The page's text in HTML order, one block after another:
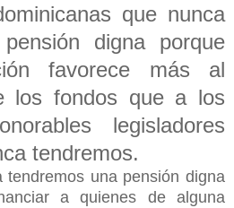
que nunca
digna porque
favorece más al
los fondos que a los
legisladores
tendremos.
tendremos una pensión digna
a quienes de alguna